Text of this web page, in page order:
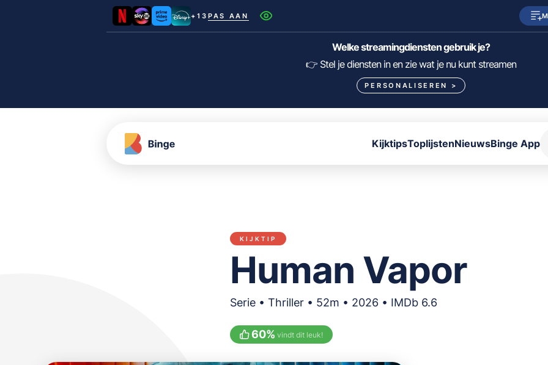
+13 PAS AAN
Netflix SkyShowtime Prime Video
HBO Max NPO Start
Pathé Thuis
Welke streamingdiensten gebruik je?
👉 Stel je diensten in en zie wat je nu kunt streamen
PERSONALISEREN >
KijktipsToplijstenNieuwsBinge App
KIJKTIP
Human Vapor
Serie • Thriller • 52m • 2026 • IMDb 6.6
60% vindt dit leuk!